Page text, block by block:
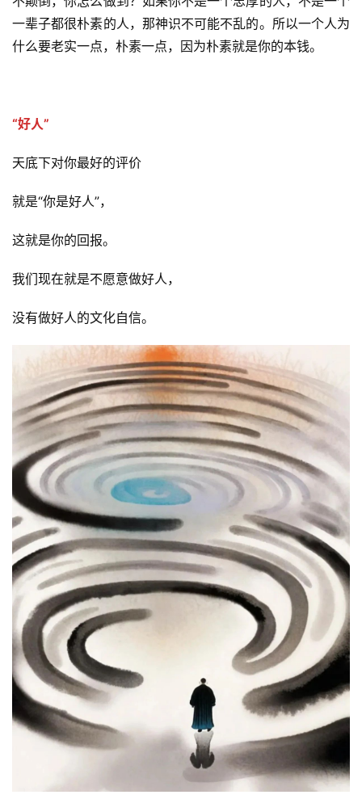
谈
提
专
益
善
佛
寺
院
巡
礼
视
频
纪
录
佛
教
艺
术
登录 注册
一辈子都很朴素的人，那神识不可能不乱的。所以一个人为
什么要老实一点，朴素一点，因为朴素就是你的本钱。
“好人”
天底下对你最好的评价
就是“你是好人”，
这就是你的回报。
我们现在就是不愿意做好人，
没有做好人的文化自信。